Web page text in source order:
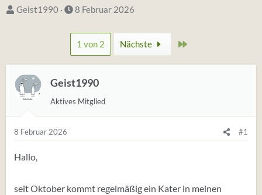
S
t
e
n
Geist1990
D
u
m
S
t
8 Februar 2026
1 von 2 Nächste
Geist1990
Aktives Mitglied
8 Februar 2026 #1
Hallo,
seit Oktober kommt regelmäßig ein Kater in meinen